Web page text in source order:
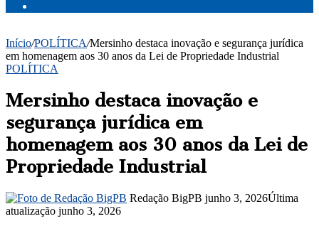
Início/POLÍTICA/Mersinho destaca inovação e segurança jurídica
em homenagem aos 30 anos da Lei de Propriedade Industrial
POLÍTICA
Mersinho destaca inovação e
segurança jurídica em
homenagem aos 30 anos da Lei de
Propriedade Industrial
Redação BigPB Mande
junho 3, 2026Última
atualização junho 3, 2026